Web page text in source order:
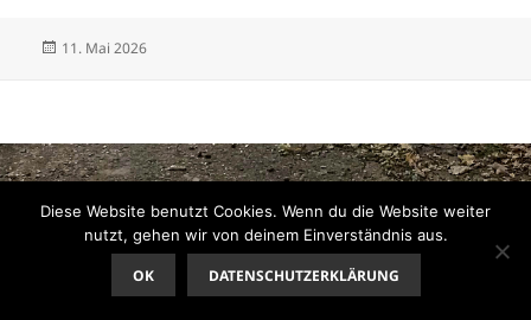
Veröffentlicht
11. Mai 2026
Diese Website benutzt Cookies. Wenn du die Website weiter
nutzt, gehen wir von deinem Einverständnis aus.
OK DATENSCHUTZERKLÄRUNG